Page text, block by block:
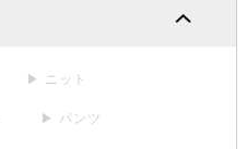
▶ ニット
▶ パンツ